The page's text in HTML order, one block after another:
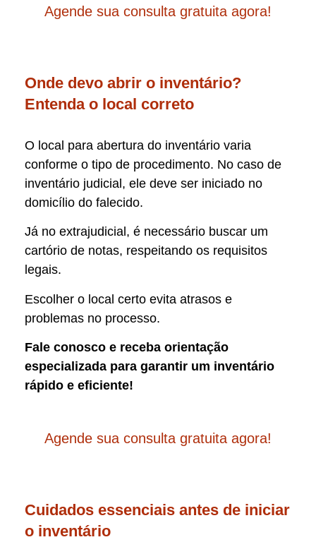
Agende sua consulta gratuita agora!
Onde devo abrir o inventário?
Entenda o local correto
O local para abertura do inventário varia
conforme o tipo de procedimento. No caso de
inventário judicial, ele deve ser iniciado no
domicílio do falecido.
Já no extrajudicial, é necessário buscar um
cartório de notas, respeitando os requisitos
legais.
Escolher o local certo evita atrasos e
problemas no processo.
Fale conosco e receba orientação
especializada para garantir um inventário
rápido e eficiente!
Agende sua consulta gratuita agora!
Cuidados essenciais antes de iniciar
o inventário